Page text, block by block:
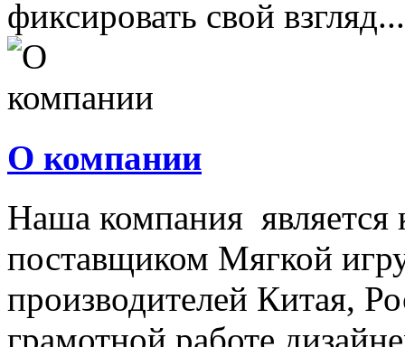
фиксировать свой взгляд...
О компании
Наша компания
поставщиком Мягкой
производителей Китая,